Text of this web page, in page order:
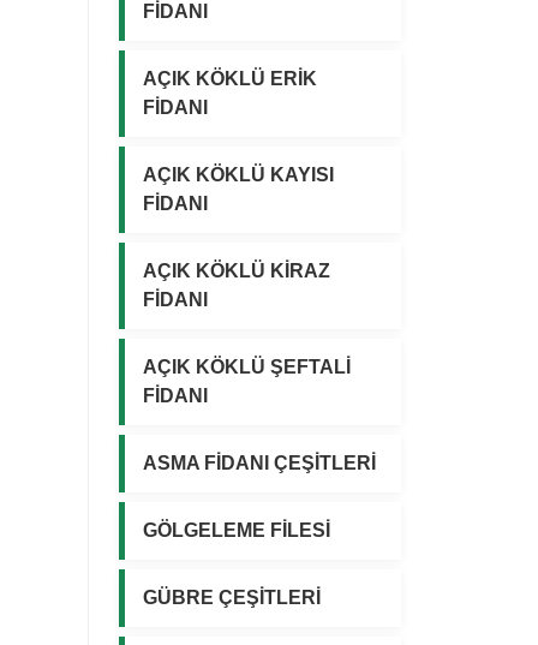
FİDANI
AÇIK KÖKLÜ ERİK
FİDANI
AÇIK KÖKLÜ KAYISI
FİDANI
AÇIK KÖKLÜ KİRAZ
FİDANI
AÇIK KÖKLÜ ŞEFTALİ
FİDANI
ASMA FİDANI ÇEŞİTLERİ
GÖLGELEME FİLESİ
GÜBRE ÇEŞİTLERİ